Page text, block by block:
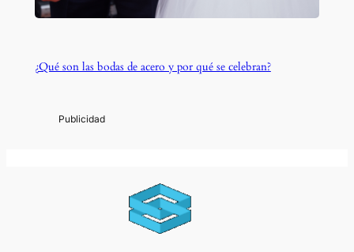
¿Qué son las bodas de acero y por qué se celebran?